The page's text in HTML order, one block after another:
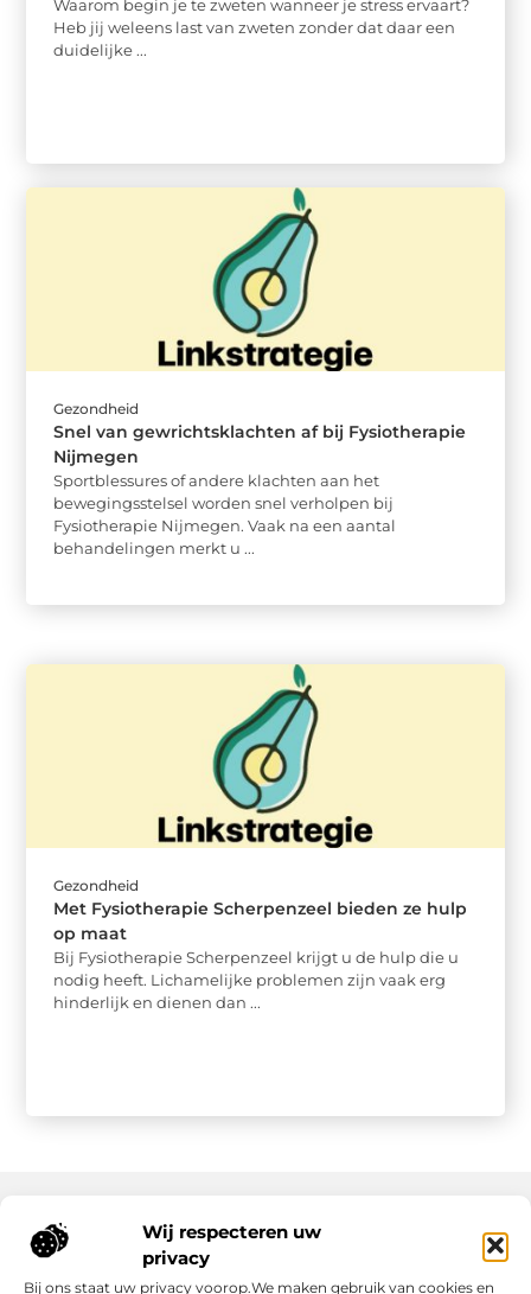
Wij respecteren uw
privacy
Bij ons staat uw privacy voorop.We maken gebruik van cookies en
Waarom begin je te zweten wanneer je stress ervaart?
Heb jij weleens last van zweten zonder dat daar een
duidelijke ...
Gezondheid
Snel van gewrichtsklachten af bij Fysiotherapie
Nijmegen
Sportblessures of andere klachten aan het
bewegingsstelsel worden snel verholpen bij
Fysiotherapie Nijmegen. Vaak na een aantal
behandelingen merkt u ...
Gezondheid
Met Fysiotherapie Scherpenzeel bieden ze hulp
op maat
Bij Fysiotherapie Scherpenzeel krijgt u de hulp die u
nodig heeft. Lichamelijke problemen zijn vaak erg
hinderlijk en dienen dan ...
Onze informatie